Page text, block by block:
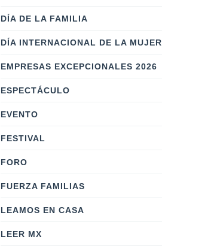
DÍA DE LA FAMILIA
DÍA INTERNACIONAL DE LA MUJER
EMPRESAS EXCEPCIONALES 2026
ESPECTÁCULO
EVENTO
FESTIVAL
FORO
FUERZA FAMILIAS
LEAMOS EN CASA
LEER MX